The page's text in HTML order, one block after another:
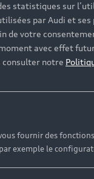
en haut
statistiques sur
par Audi et
de votre
avec effet
consulter notre
fournir des
exemple le